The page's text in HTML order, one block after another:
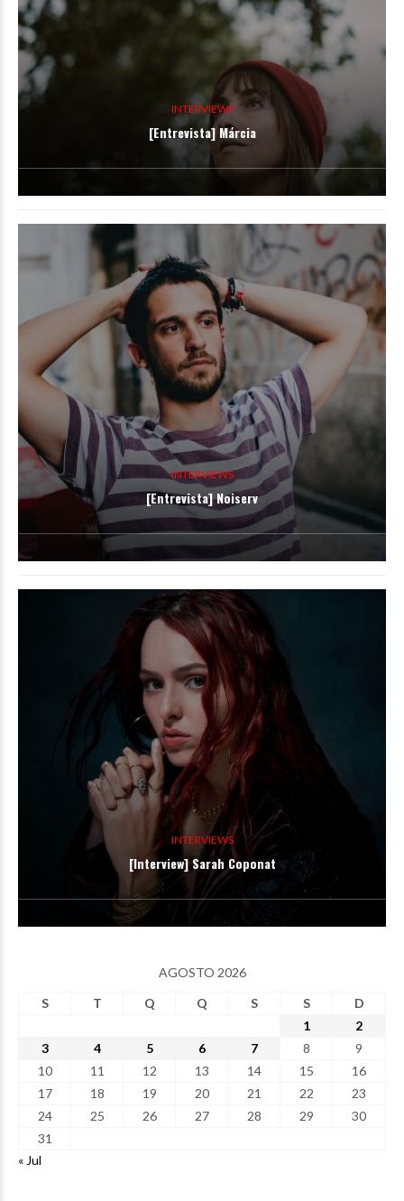
INTERVIEWS
[Entrevista] Márcia
INTERVIEWS
[Entrevista] Noiserv
INTERVIEWS
[Interview] Sarah Coponat
AGOSTO 2026
S
T Q Q S S
D
1
2
3
4 5 6 7 8
9
10
11 12 13 14 15
16
17
18 19 20 21 22
23
24
25 26 27 28 29
30
31
« Jul